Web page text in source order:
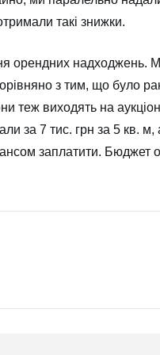
такі знижки.
орендних надходжень.
з тим, що було
теж виходять на
за 7 тис. грн за 5 кв. м,
заплатити. Бюджет